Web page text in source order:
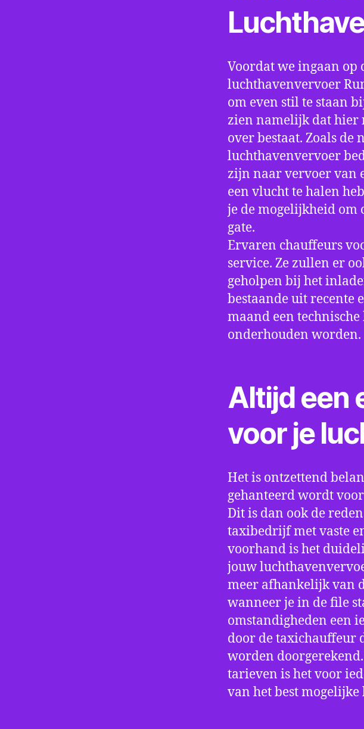
Voordat we ingaan op
luchthavenvervoer
om even stil te staan
zien namelijk dat hier
over bestaat. Zoals de
luchthavenvervoer
zijn naar vervoer van
een vlucht te halen
je de mogelijkheid om
gate.
Ervaren chauffeurs
service. Ze zullen er
geholpen bij het
bestaande uit recente
maand een
onderhouden worden.
Altijd een
voor je
Het is ontzettend
gehanteerd wordt
Dit is dan ook de
taxibedrijf met vaste
voorhand is het
jouw
meer afhankelijk van
wanneer je in de file
omstandigheden een
door de taxichauffeur
worden
tarieven is het voor
van het best